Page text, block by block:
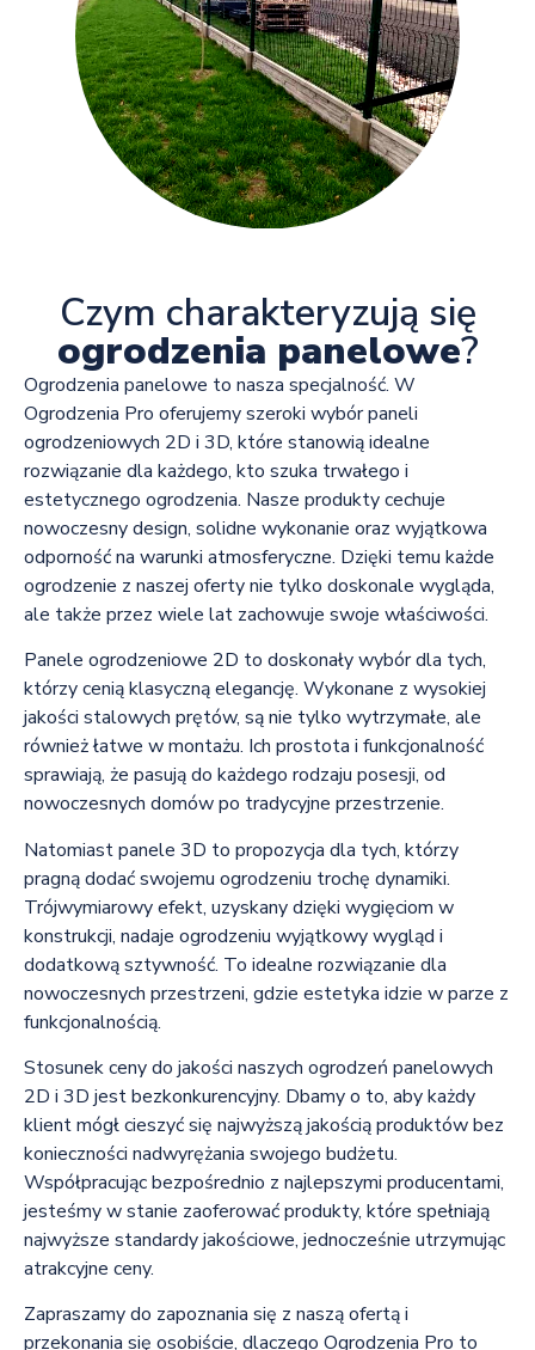
Czym charakteryzują się
ogrodzenia panelowe?
Ogrodzenia panelowe to nasza specjalność. W
Ogrodzenia Pro oferujemy szeroki wybór paneli
ogrodzeniowych 2D i 3D, które stanowią idealne
rozwiązanie dla każdego, kto szuka trwałego i
estetycznego ogrodzenia. Nasze produkty cechuje
nowoczesny design, solidne wykonanie oraz wyjątkowa
odporność na warunki atmosferyczne. Dzięki temu każde
ogrodzenie z naszej oferty nie tylko doskonale wygląda,
ale także przez wiele lat zachowuje swoje właściwości.
Panele ogrodzeniowe 2D to doskonały wybór dla tych,
którzy cenią klasyczną elegancję. Wykonane z wysokiej
jakości stalowych prętów, są nie tylko wytrzymałe, ale
również łatwe w montażu. Ich prostota i funkcjonalność
sprawiają, że pasują do każdego rodzaju posesji, od
nowoczesnych domów po tradycyjne przestrzenie.
Natomiast panele 3D to propozycja dla tych, którzy
pragną dodać swojemu ogrodzeniu trochę dynamiki.
Trójwymiarowy efekt, uzyskany dzięki wygięciom w
konstrukcji, nadaje ogrodzeniu wyjątkowy wygląd i
dodatkową sztywność. To idealne rozwiązanie dla
nowoczesnych przestrzeni, gdzie estetyka idzie w parze z
funkcjonalnością.
Stosunek ceny do jakości naszych ogrodzeń panelowych
2D i 3D jest bezkonkurencyjny. Dbamy o to, aby każdy
klient mógł cieszyć się najwyższą jakością produktów bez
konieczności nadwyrężania swojego budżetu.
Współpracując bezpośrednio z najlepszymi producentami,
jesteśmy w stanie zaoferować produkty, które spełniają
najwyższe standardy jakościowe, jednocześnie utrzymując
atrakcyjne ceny.
Zapraszamy do zapoznania się z naszą ofertą i
przekonania się osobiście, dlaczego Ogrodzenia Pro to